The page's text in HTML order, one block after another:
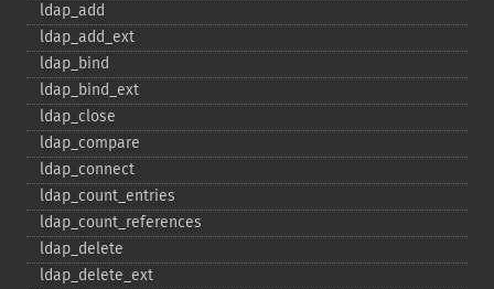
ldap_​add
ldap_​add_​ext
ldap_​bind
ldap_​bind_​ext
ldap_​close
ldap_​compare
ldap_​connect
ldap_​count_​entries
ldap_​count_​references
ldap_​delete
ldap_​delete_​ext